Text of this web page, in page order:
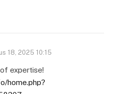
18, 2025 10:15
expertise!
home.php?